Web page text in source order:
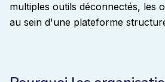
multiples outils déconnectés, les
au sein d'une plateforme